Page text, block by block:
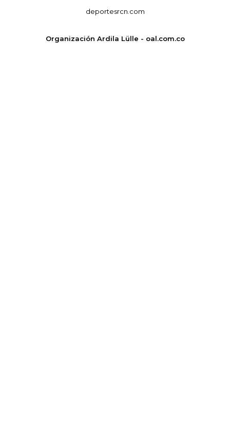
deportesrcn.com
Organización Ardila Lülle - oal.com.co